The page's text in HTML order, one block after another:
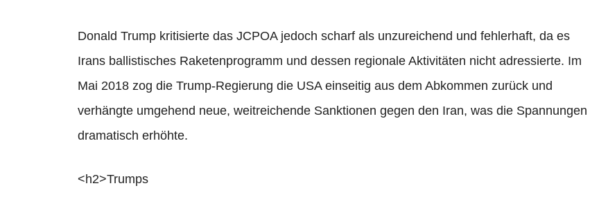
Donald Trump kritisierte das JCPOA jedoch scharf als unzureichend und fehlerhaft, da es
Irans ballistisches Raketenprogramm und dessen regionale Aktivitäten nicht adressierte. Im
Mai 2018 zog die Trump-Regierung die USA einseitig aus dem Abkommen zurück und
verhängte umgehend neue, weitreichende Sanktionen gegen den Iran, was die Spannungen
dramatisch erhöhte.
<h2>Trumps